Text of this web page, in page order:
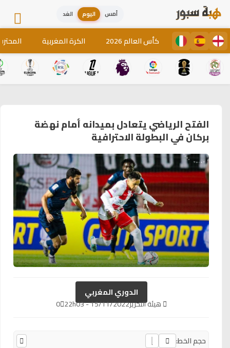
أمس اليوم الغد
كأس العالم 2026 الكرة المغربية
الفتح الرياضي يتعادل بميدانه أمام نهضة
بركان في البطولة الاحترافية
الدوري المغربي
هيئة التحرير15/11/2022 - 22h03
0
حجم الخط: